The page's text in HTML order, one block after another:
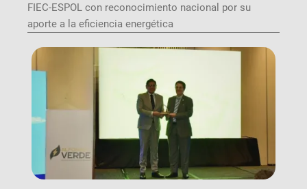
FIEC-ESPOL con reconocimiento nacional por su
aporte a la eficiencia energética
Image